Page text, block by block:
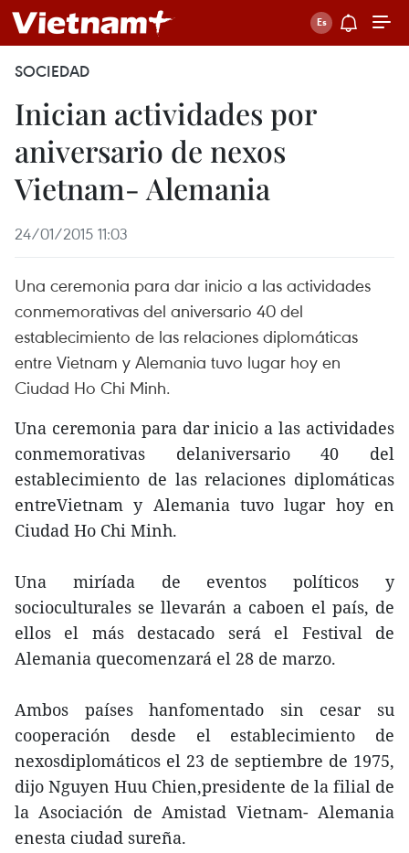
SOCIEDAD
Inician actividades por
aniversario de nexos
Vietnam- Alemania
24/01/2015 11:03
Una ceremonia para dar inicio a las actividades
conmemorativas del aniversario 40 del
establecimiento de las relaciones diplomáticas
entre Vietnam y Alemania tuvo lugar hoy en
Ciudad Ho Chi Minh.
Una ceremonia para dar inicio a las actividades
conmemorativas delaniversario 40 del
establecimiento de las relaciones diplomáticas
entreVietnam y Alemania tuvo lugar hoy en
Ciudad Ho Chi Minh.
Una miríada de eventos políticos y
socioculturales se llevarán a caboen el país, de
ellos el más destacado será el Festival de
Alemania quecomenzará el 28 de marzo.
Ambos países hanfomentado sin cesar su
cooperación desde el establecimiento de
nexosdiplomáticos el 23 de septiembre de 1975,
dijo Nguyen Huu Chien,presidente de la filial de
la Asociación de Amistad Vietnam- Alemania
enesta ciudad sureña.